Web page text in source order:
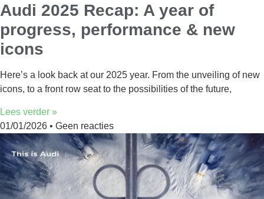
Audi 2025 Recap: A year of
progress, performance & new
icons​
Here’s a look back at our 2025 year. From the unveiling of new
icons, to a front row seat to the possibilities of the future,
Lees verder »
01/01/2026
Geen reacties